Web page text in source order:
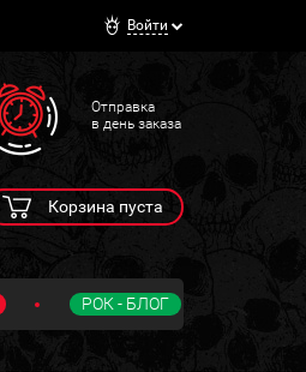
Войти
Отправка
в день заказа
Корзина пуста
РОК - БЛОГ